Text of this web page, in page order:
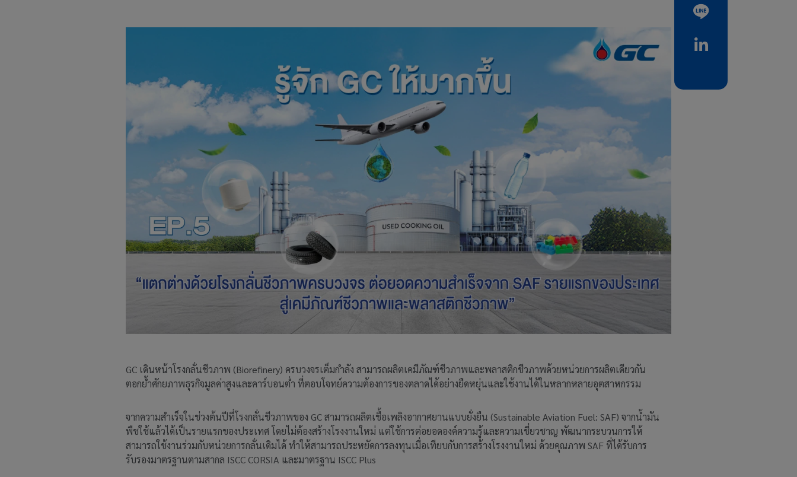
GC เดินหน้าโรงกลั่นชีวภาพ (Biorefinery) ครบวงจรเต็มกำลัง สามารถผลิตเคมีภัณฑ์ชีวภาพและพลาสติกชีวภาพด้วยหน่วยการผลิตเดียวกัน
ตอกย้ำศักยภาพธุรกิจมูลค่าสูงและคาร์บอนต่ำ ที่ตอบโจทย์ความต้องการของตลาดได้อย่างยืดหยุ่นและใช้งานได้ในหลากหลายอุตสาหกรรม
จากความสำเร็จในช่วงต้นปีที่โรงกลั่นชีวภาพของ GC สามารถผลิตเชื้อเพลิงอากาศยานแบบยั่งยืน (Sustainable Aviation Fuel: SAF) จากน้ำมัน
พืชใช้แล้วได้เป็นรายแรกของประเทศ โดยไม่ต้องสร้างโรงงานใหม่ แต่ใช้การต่อยอดองค์ความรู้และความเชี่ยวชาญ พัฒนากระบวนการให้
สามารถใช้งานร่วมกับหน่วยการกลั่นเดิมได้ ทำให้สามารถประหยัดการลงทุนเมื่อเทียบกับการสร้างโรงงานใหม่ ด้วยคุณภาพ SAF ที่ได้รับการ
รับรองมาตรฐานตามสากล ISCC CORSIA และมาตรฐาน ISCC Plus